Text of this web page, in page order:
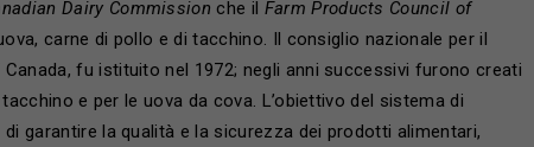
Dairy Commission che il Farm Products Council of
carne di pollo e di tacchino. Il consiglio nazionale per il
fu istituito nel 1972; negli anni successivi furono creati
e per le uova da cova. L’obiettivo del sistema di
garantire la qualità e la sicurezza dei prodotti alimentari,